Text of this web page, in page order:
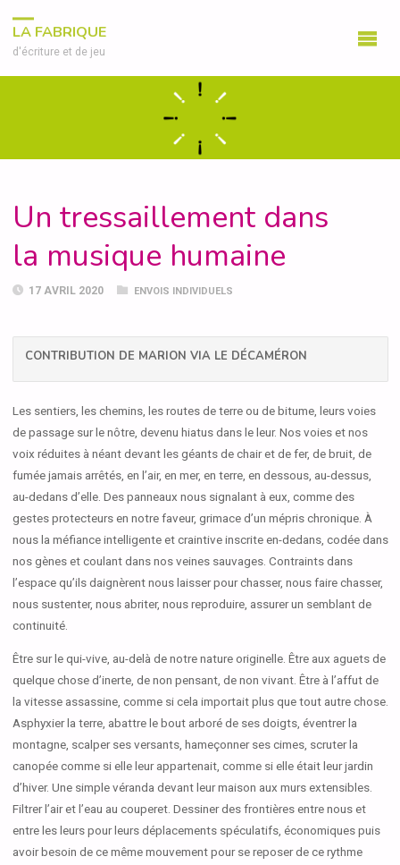
LA FABRIQUE
d'écriture et de jeu
Un tressaillement dans
la musique humaine
17 AVRIL 2020 ENVOIS INDIVIDUELS
CONTRIBUTION DE MARION VIA LE DÉCAMÉRON
Les sentiers, les chemins, les routes de terre ou de bitume, leurs voies
de passage sur le nôtre, devenu hiatus dans le leur. Nos voies et nos
voix réduites à néant devant les géants de chair et de fer, de bruit, de
fumée jamais arrêtés, en l’air, en mer, en terre, en dessous, au-dessus,
au-dedans d’elle. Des panneaux nous signalant à eux, comme des
gestes protecteurs en notre faveur, grimace d’un mépris chronique. À
nous la méfiance intelligente et craintive inscrite en-dedans, codée dans
nos gènes et coulant dans nos veines sauvages. Contraints dans
l’espace qu’ils daignèrent nous laisser pour chasser, nous faire chasser,
nous sustenter, nous abriter, nous reproduire, assurer un semblant de
continuité.
Être sur le qui-vive, au-delà de notre nature originelle. Être aux aguets de
quelque chose d’inerte, de non pensant, de non vivant. Être à l’affut de
la vitesse assassine, comme si cela importait plus que tout autre chose.
Asphyxier la terre, abattre le bout arboré de ses doigts, éventrer la
montagne, scalper ses versants, hameçonner ses cimes, scruter la
canopée comme si elle leur appartenait, comme si elle était leur jardin
d’hiver. Une simple véranda devant leur maison aux murs extensibles.
Filtrer l’air et l’eau au couperet. Dessiner des frontières entre nous et
entre les leurs pour leurs déplacements spéculatifs, économiques puis
avoir besoin de ce même mouvement pour se reposer de ce rythme